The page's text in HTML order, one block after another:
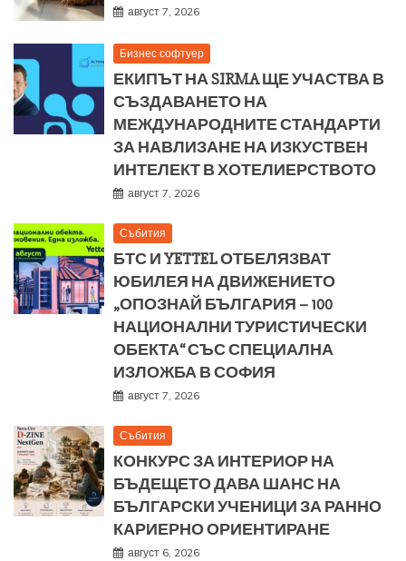
август 7, 2026
Бизнес софтуер
ЕКИПЪТ НА SIRMA ЩЕ УЧАСТВА В
СЪЗДАВАНЕТО НА
МЕЖДУНАРОДНИТЕ СТАНДАРТИ
ЗА НАВЛИЗАНЕ НА ИЗКУСТВЕН
ИНТЕЛЕКТ В ХОТЕЛИЕРСТВОТО
август 7, 2026
Събития
БТС И YETTEL ОТБЕЛЯЗВАТ
ЮБИЛЕЯ НА ДВИЖЕНИЕТО
„ОПОЗНАЙ БЪЛГАРИЯ – 100
НАЦИОНАЛНИ ТУРИСТИЧЕСКИ
ОБЕКТА“ СЪС СПЕЦИАЛНА
ИЗЛОЖБА В СОФИЯ
август 7, 2026
Събития
КОНКУРС ЗА ИНТЕРИОР НА
БЪДЕЩЕТО ДАВА ШАНС НА
БЪЛГАРСКИ УЧЕНИЦИ ЗА РАННО
КАРИЕРНО ОРИЕНТИРАНЕ
август 6, 2026